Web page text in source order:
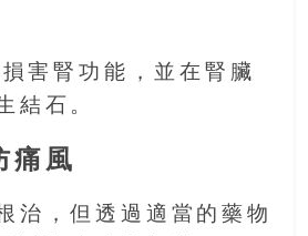
害腎功能，並在腎臟
結石。
痛風
治，但透過適當的藥物